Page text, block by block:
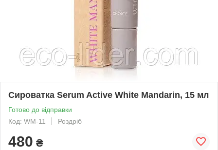
Сироватка Serum Active White Mandarin, 15 мл
Готово до відправки
Код: WM-11
Роздріб
480 ₴